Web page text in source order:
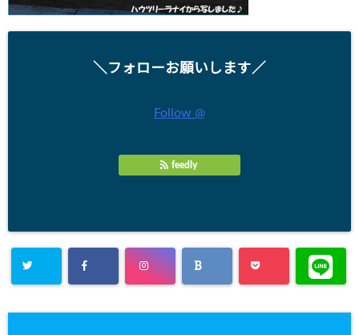
＼フォローお願いします／
Follow @
feedly